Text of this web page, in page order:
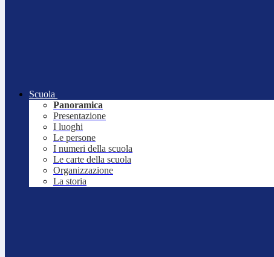
Scuola
Panoramica
Presentazione
I luoghi
Le persone
I numeri della scuola
Le carte della scuola
Organizzazione
La storia